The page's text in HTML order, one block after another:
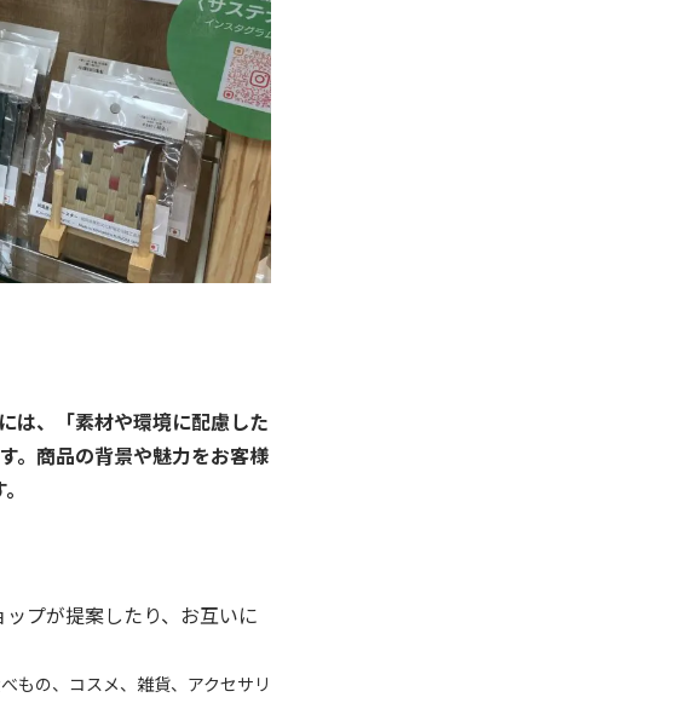
は、「素材や環境に配慮した
。商品の背景や魅力をお客様
ップが提案したり、お互いに
もの、コスメ、雑貨、アクセサリ